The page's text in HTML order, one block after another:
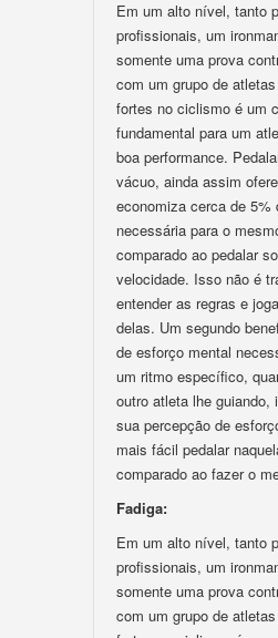
Em um alto nível, tanto
profissionais, um
somente uma prova
com um grupo de
fortes no ciclismo é um
fundamental para um
boa performance.
vácuo, ainda assim
economiza cerca de 5%
necessária para o
comparado ao pedalar
velocidade. Isso não é
entender as regras e
delas. Um segundo
de esforço mental
um ritmo específico,
outro atleta lhe
sua percepção de
mais fácil pedalar
comparado ao fazer o
Fadiga:
Em um alto nível, tanto
profissionais, um
somente uma prova
com um grupo de